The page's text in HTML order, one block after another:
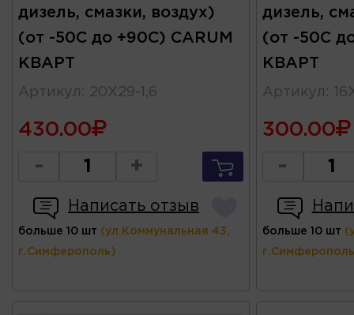
дизель, смазки, воздух)
(от -50С до +90С) CARUM
КВАРТ
Артикул : 20X29-1,6
430.00
- +
Написать отзыв
больше 10 шт (ул.Коммунальная 43,
г.Симферополь)
дизель,
(от -50С
КВАРТ
Артикул :
300.00
-
больше 10 шт